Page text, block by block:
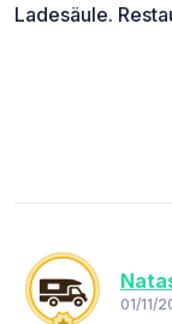
Ladesäule.
01/11/